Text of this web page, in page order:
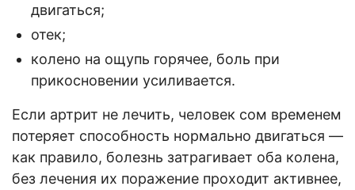
двигаться;
отек;
колено на ощупь горячее, боль при
прикосновении усиливается.
Если артрит не лечить, человек сом временем
потеряет способность нормально двигаться —
как правило, болезнь затрагивает оба колена,
без лечения их поражение проходит активнее,